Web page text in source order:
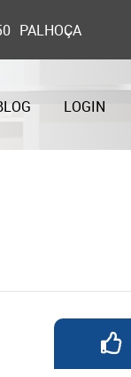
PALHOÇA
LOGIN